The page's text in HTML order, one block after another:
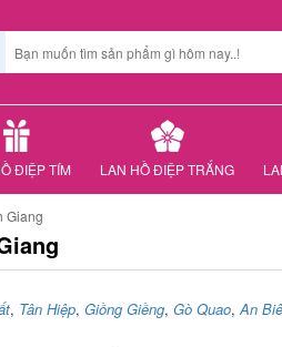
ĐIỆP TÍM LAN HỒ ĐIỆP TRẮNG
Giang
, Tân Hiệp, Giồng Giềng, Gò Quao,An